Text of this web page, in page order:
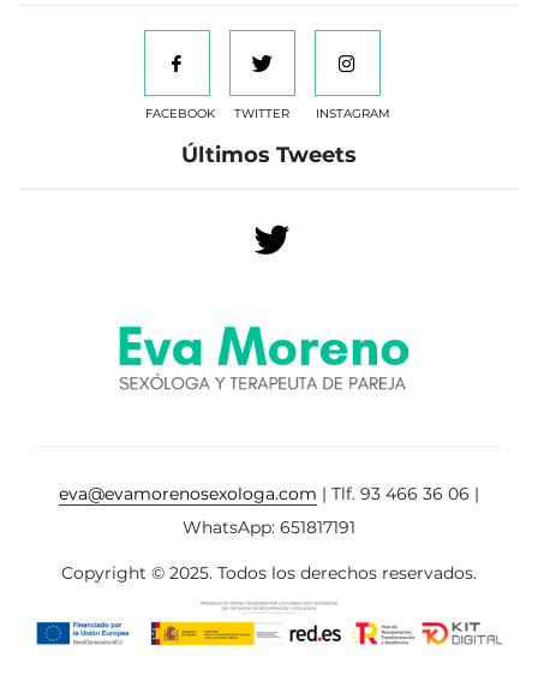
FACEBOOK TWITTER INSTAGRAM
Últimos Tweets
eva@evamorenosexologa.com | Tlf. 93 466 36 06 |
WhatsApp: 651817191
Copyright © 2025. Todos los derechos reservados.